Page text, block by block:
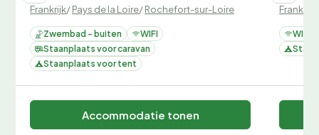
Frankrijk/Pays de la Loire/Rochefort-sur-Loire
Zwembad - buiten
WIFI
Staanplaats voor caravan
Staanplaats voor tent
Accommodatie tonen
Frankrijk
WIFI